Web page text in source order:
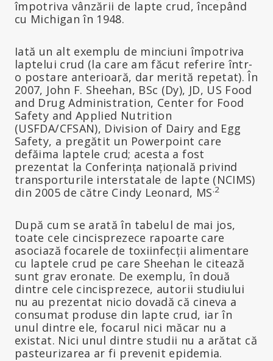
împotriva vânzării de lapte crud, începând
cu Michigan în 1948.
Iată un alt exemplu de minciuni împotriva
laptelui crud (la care am făcut referire într-
o postare anterioară, dar merită repetat). În
2007, John F. Sheehan, BSc (Dy), JD, US Food
and Drug Administration, Center for Food
Safety and Applied Nutrition
(USFDA/CFSAN), Division of Dairy and Egg
Safety, a pregătit un Powerpoint care
defăima laptele crud; acesta a fost
prezentat la Conferința națională privind
transporturile interstatale de lapte (NCIMS)
din 2005 de către Cindy Leonard, MS.2
După cum se arată în tabelul de mai jos,
toate cele cincisprezece rapoarte care
asociază focarele de toxiinfecții alimentare
cu laptele crud pe care Sheehan le citează
sunt grav eronate. De exemplu, în două
dintre cele cincisprezece, autorii studiului
nu au prezentat nicio dovadă că cineva a
consumat produse din lapte crud, iar în
unul dintre ele, focarul nici măcar nu a
existat. Nici unul dintre studii nu a arătat că
pasteurizarea ar fi prevenit epidemia.